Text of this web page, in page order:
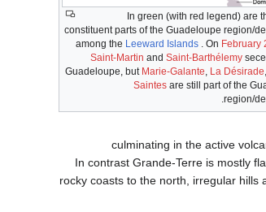
In green (with red legend) are
constituent parts of the Guadeloupe region/
among the Leeward Islands . On February
Saint-Martin and Saint-Barthélemy
Guadeloupe, but Marie-Galante La Désirade
Saintes are still part of the
region/
In contrast Grande-Terre is mostly
rocky coasts to the north, irregular